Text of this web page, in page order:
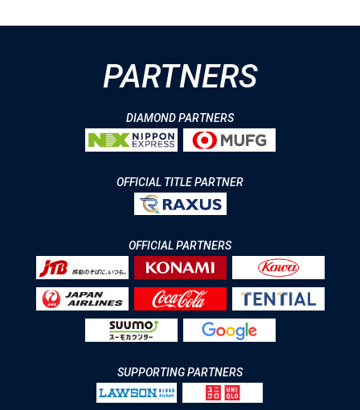
PARTNERS
DIAMOND PARTNERS
OFFICIAL TITLE PARTNER
OFFICIAL PARTNERS
SUPPORTING PARTNERS